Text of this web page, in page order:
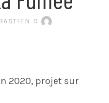
BANDE DESSINÉE
D
2020, projet sur